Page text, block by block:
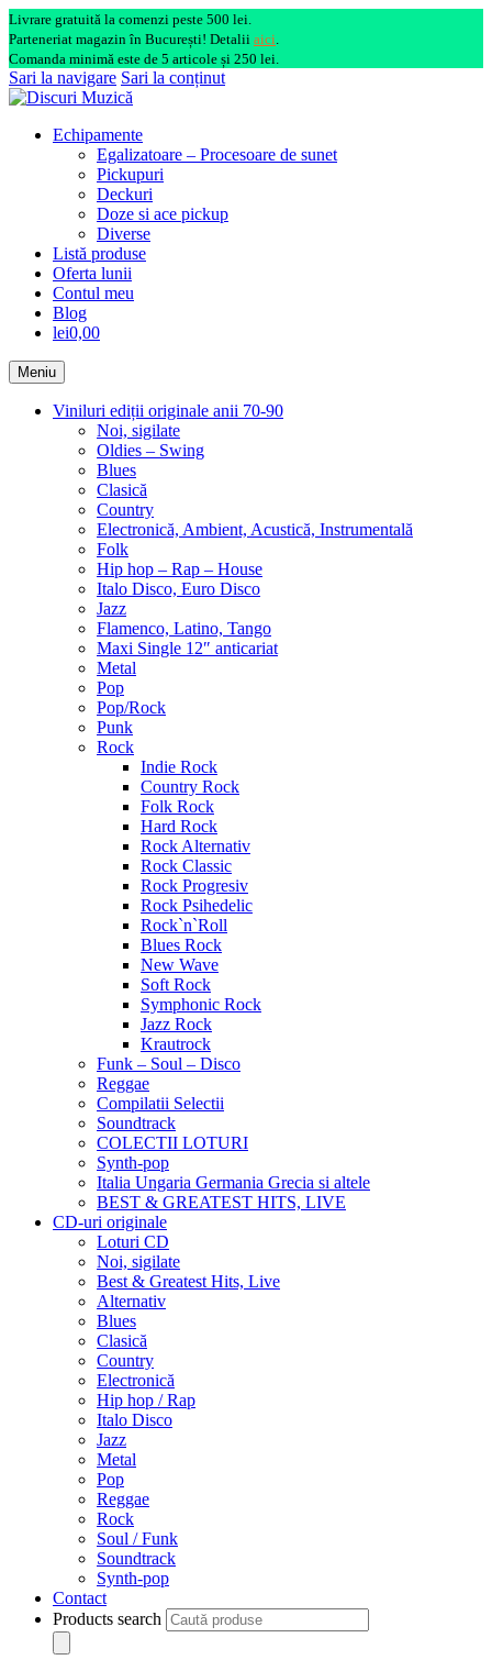
Livrare gratuită la comenzi peste 500 lei.
Parteneriat magazin în București! Detalii aici.
Comanda minimă este de 5 articole și 250 lei.
Sari la navigare Sari la conținut
Echipamente
Egalizatoare – Procesoare de sunet
Pickupuri
Deckuri
Doze si ace pickup
Diverse
Listă produse
Oferta lunii
Contul meu
Blog
lei0,00
Meniu
Viniluri ediții originale anii 70-90
Noi, sigilate
Oldies – Swing
Blues
Clasică
Country
Electronică, Ambient, Acustică, Instrumentală
Folk
Hip hop – Rap – House
Italo Disco, Euro Disco
Jazz
Flamenco, Latino, Tango
Maxi Single 12″ anticariat
Metal
Pop
Pop/Rock
Punk
Rock
Indie Rock
Country Rock
Folk Rock
Hard Rock
Rock Alternativ
Rock Classic
Rock Progresiv
Rock Psihedelic
Rock`n`Roll
Blues Rock
New Wave
Soft Rock
Symphonic Rock
Jazz Rock
Krautrock
Funk – Soul – Disco
Reggae
Compilatii Selectii
Soundtrack
COLECTII LOTURI
Synth-pop
Italia Ungaria Germania Grecia si altele
BEST & GREATEST HITS, LIVE
CD-uri originale
Loturi CD
Noi, sigilate
Best & Greatest Hits, Live
Alternativ
Blues
Clasică
Country
Electronică
Hip hop / Rap
Italo Disco
Jazz
Metal
Pop
Reggae
Rock
Soul / Funk
Soundtrack
Synth-pop
Contact
Products search